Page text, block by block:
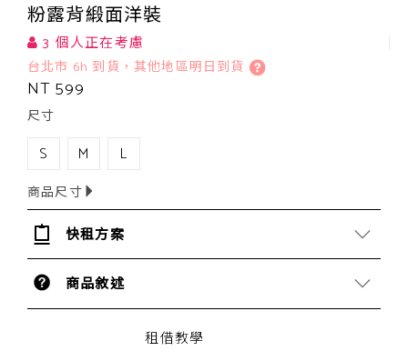
粉露背緞面洋裝
3 個人正在考慮
台北市 6h 到貨，其他地區明日到貨
NT 599
尺寸
S M L
商品尺寸
快租方案
商品敘述
租借教學